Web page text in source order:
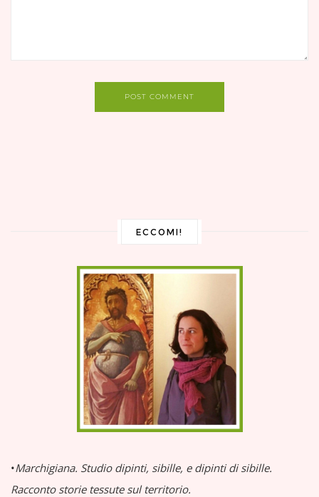
POST COMMENT
ECCOMI!
•Marchigiana. Studio dipinti, sibille, e dipinti di sibille.
Racconto storie tessute sul territorio.